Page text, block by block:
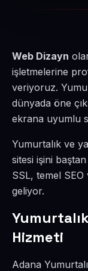
Web Dizayn
işletmelerine
veriyoruz.
dünyada öne
ekrana uyumlu
Yumurtalık ve
sitesi işini
SSL, temel SEO
geliyor.
Hizmeti
Adana